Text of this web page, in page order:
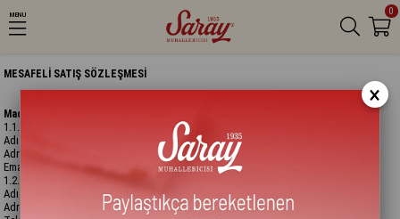
MENU 0
MESAFELİ SATIŞ SÖZLEŞMESİ
Madde 1- Taraflar
1.1. Satıcı
Adı : Teşvikiye Saray Gıda San. ve Tic.A.Ş.
Adresi : Mahmutbey Mah. 2660 Sok.No:19/41 Bağcılar/İstanbul
Email :
saray@saraymuhallebicisi.com
1.2. Alıcı
Adı – soyadı/TC.No
Adresi
×